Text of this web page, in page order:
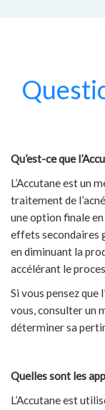
Qu’est-ce que
L’Accutane est un
traitement de
une option finale
effets secondaires
en diminuant la
accélérant le
Si vous pensez
vous, consulter un
déterminer sa
Quelles sont les
L’Accutane est